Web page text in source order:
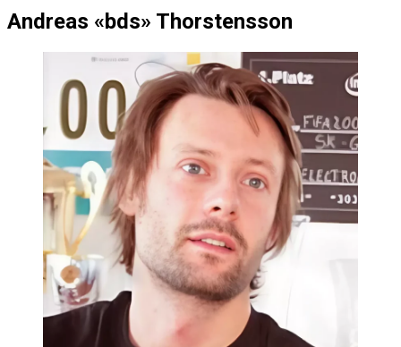
Andreas «bds» Thorstensson